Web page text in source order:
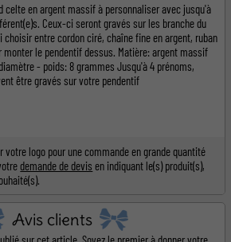
celte en argent massif à personnaliser avec jusqu'à
Ceux-ci seront gravés sur les branche du
choisir entre cordon ciré, chaîne fine en argent, ruban
le pendentif dessus. Matière: argent massif
- poids: 8 grammes Jusqu'à 4 prénoms,
être gravés sur votre pendentif
votre logo pour une commande en grande quantité
demande de devis en indiquant le(s) produit(s),
Avis clients